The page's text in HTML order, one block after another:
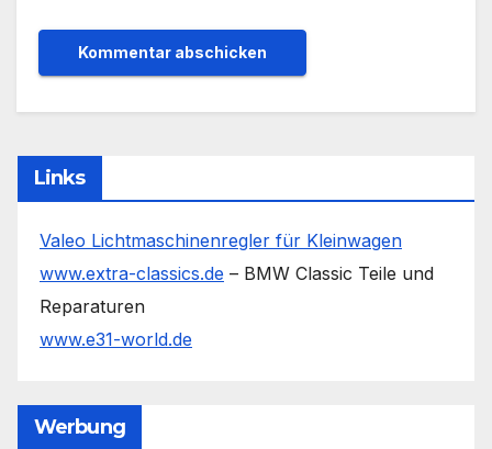
Links
Valeo Lichtmaschinenregler für Kleinwagen
www.extra-classics.de – BMW Classic Teile und
Reparaturen
www.e31-world.de
Werbung